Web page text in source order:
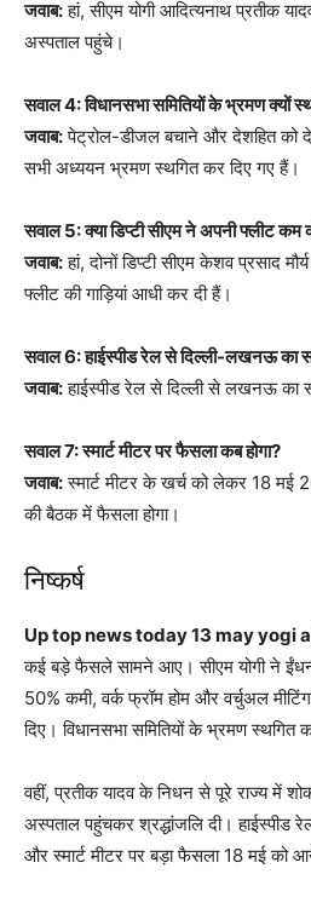
जवाब:हां, सीएम योगी आदित्यनाथ प्रतीक
अस्पताल पहुंचे।
सवाल 4: विधानसभा समितियों के भ्रमण क्यों
जवाब:पेट्रोल-डीजल बचाने और देशहित को
सभी अध्ययन भ्रमण स्थगित कर दिए गए हैं।
सवाल 5: क्या डिप्टी सीएम ने अपनी फ्लीट कम
जवाब:हां, दोनों डिप्टी सीएम केशव प्रसाद
फ्लीट की गाड़ियां आधी कर दी हैं।
सवाल 6: हाईस्पीड रेल से दिल्ली-लखनऊ का
जवाब:हाईस्पीड रेल से दिल्ली से लखनऊ
सवाल 7: स्मार्ट मीटर पर फैसला कब होगा?
जवाब:स्मार्ट मीटर के खर्च को लेकर 18 मई
की बैठक में फैसला होगा।
निष्कर्ष
Up top news today 13 may yogi
कई बड़े फैसले सामने आए। सीएम योगी ने
50% कमी, वर्क फ्रॉम होम और वर्चुअल
दिए। विधानसभा समितियों के भ्रमण स्थगित
वहीं, प्रतीक यादव के निधन से पूरे राज्य में
अस्पताल पहुंचकर श्रद्धांजलि दी। हाईस्पीड
और स्मार्ट मीटर पर बड़ा फैसला 18 मई को